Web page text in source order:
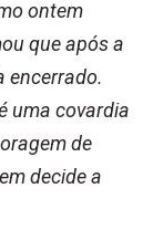
ontem
que após a
encerrado.
uma covardia
de
decide a